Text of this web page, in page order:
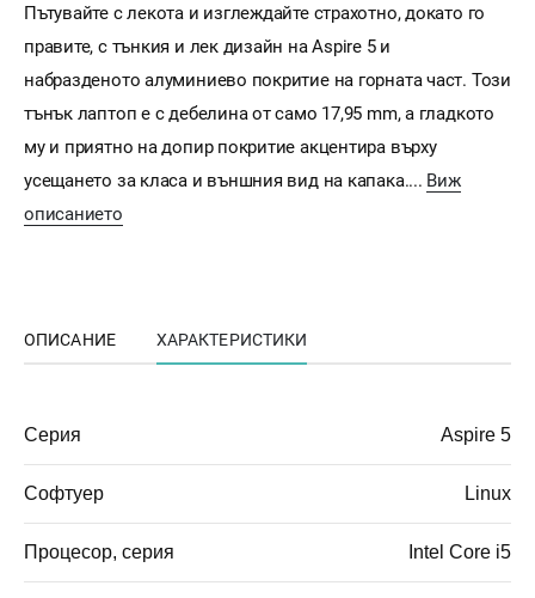
Пътувайте с лекота и изглеждайте страхотно, докато го
правите, с тънкия и лек дизайн на Aspire 5 и
набразденото алуминиево покритие на горната част. Този
тънък лаптоп е с дебелина от само 17,95 mm, а гладкото
му и приятно на допир покритие акцентира върху
усещането за класа и външния вид на капака.... Виж
описанието
ОПИСАНИЕ ХАРАКТЕРИСТИКИ
Серия Aspire 5
Софтуер Linux
Процесор, серия Intel Core i5